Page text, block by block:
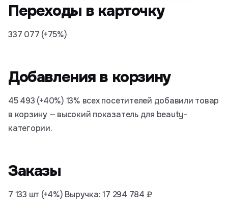
Переходы в карточку
337 077 (+75%)
Добавления в корзину
45 493 (+40%) 13% всех посетителей добавили товар
в корзину — высокий показатель для beauty-
категории.
Заказы
7 133 шт (+4%) Выручка: 17 294 784 ₽